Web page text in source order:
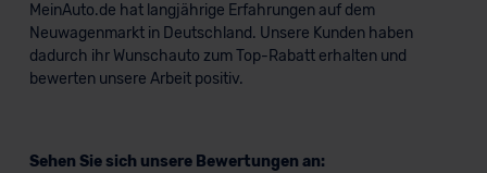
MeinAuto.de hat langjährige Erfahrungen auf dem
Neuwagenmarkt in Deutschland. Unsere Kunden haben
dadurch ihr Wunschauto zum Top-Rabatt erhalten und
bewerten unsere Arbeit positiv.
Sehen Sie sich unsere Bewertungen an: